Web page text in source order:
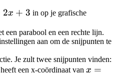
2x
+ 3
2x + 3 in op je grafische
een parabool en een rechte lijn.
aan om de snijpunten te
Je zult twee snijpunten vinden:
een x-coördinaat van x
x =